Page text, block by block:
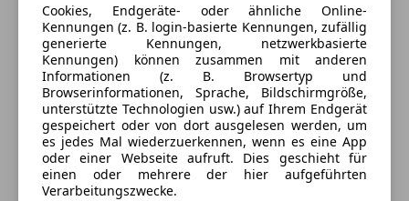
Komfort
Armlehne
Berganfahrassistent
Einparkhilfe
Einparkhilfe Rückfahrkamera
Einparkhilfe selbstlenkendes System
Einparkhilfe Sensoren hinten
Einparkhilfe Sensoren vorne
Mehr anzeigen
Farbe und Innenausstattung
Außenfarbe
Schwarz
Lackierung
Metallic
Cookies, Endgeräte- oder ähnliche Online-
Kennungen (z. B. login-basierte Kennungen, zufällig
generierte Kennungen, netzwerkbasierte
Kennungen) können zusammen mit anderen
Informationen (z. B. Browsertyp und
Browserinformationen, Sprache, Bildschirmgröße,
unterstützte Technologien usw.) auf Ihrem Endgerät
gespeichert oder von dort ausgelesen werden, um
es jedes Mal wiederzuerkennen, wenn es eine App
oder einer Webseite aufruft. Dies geschieht für
einen oder mehrere der hier aufgeführten
Verarbeitungszwecke.